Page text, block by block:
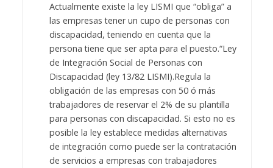
Actualmente existe la ley LISMI que “obliga” a
las empresas tener un cupo de personas con
discapacidad, teniendo en cuenta que la
persona tiene que ser apta para el puesto.“Ley
de Integración Social de Personas con
Discapacidad (ley 13/82 LISMI).Regula la
obligación de las empresas con 50 ó más
trabajadores de reservar el 2% de su plantilla
para personas con discapacidad. Si esto no es
posible la ley establece medidas alternativas
de integración como puede ser la contratación
de servicios a empresas con trabajadores